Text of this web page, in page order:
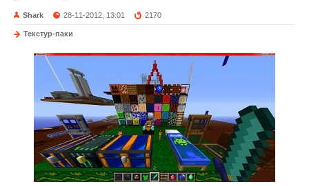
Shark 28-11-2012, 13:01 2170
Текстур-паки